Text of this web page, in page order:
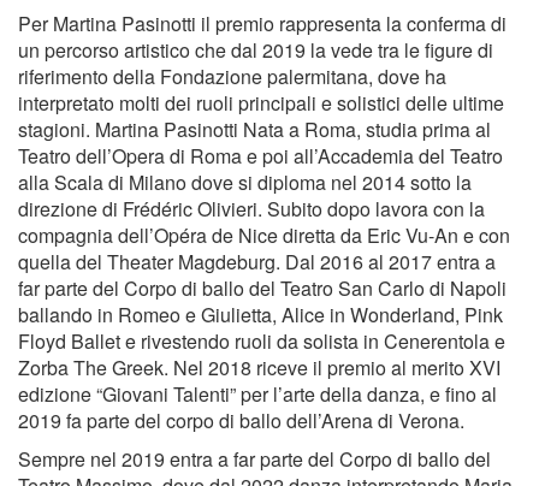
Per Martina Pasinotti il premio rappresenta la conferma di
un percorso artistico che dal 2019 la vede tra le figure di
riferimento della Fondazione palermitana, dove ha
interpretato molti dei ruoli principali e solistici delle ultime
stagioni. Martina Pasinotti Nata a Roma, studia prima al
Teatro dell’Opera di Roma e poi all’Accademia del Teatro
alla Scala di Milano dove si diploma nel 2014 sotto la
direzione di Frédéric Olivieri. Subito dopo lavora con la
compagnia dell’Opéra de Nice diretta da Eric Vu-An e con
quella del Theater Magdeburg. Dal 2016 al 2017 entra a
far parte del Corpo di ballo del Teatro San Carlo di Napoli
ballando in Romeo e Giulietta, Alice in Wonderland, Pink
Floyd Ballet e rivestendo ruoli da solista in Cenerentola e
Zorba The Greek. Nel 2018 riceve il premio al merito XVI
edizione “Giovani Talenti” per l’arte della danza, e fino al
2019 fa parte del corpo di ballo dell’Arena di Verona.
Sempre nel 2019 entra a far parte del Corpo di ballo del